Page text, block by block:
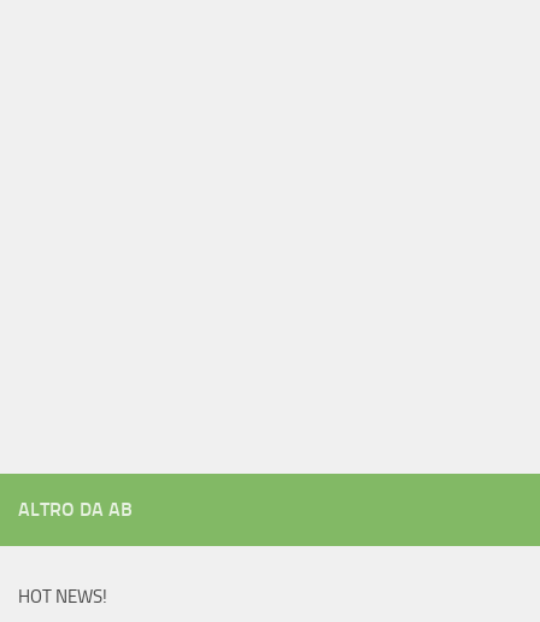
ALTRO DA AB
HOT NEWS!